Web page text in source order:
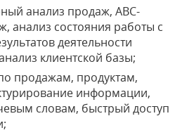
анализ продаж, АВС-
анализ состояния работы с
деятельности
клиентской базы;
продажам, продуктам,
информации,
словам, быстрый доступ